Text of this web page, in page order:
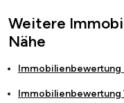
Weitere
Nähe
Immobilienbewertung
Immobilienbewertung